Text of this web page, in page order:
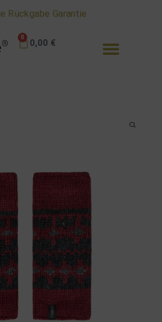
Rückgabe Garantie
0,00 €
0